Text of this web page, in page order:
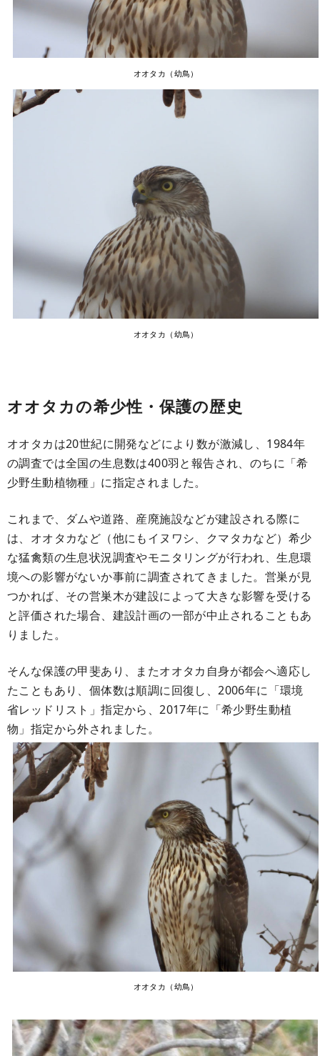
オオタカ（幼鳥）
オオタカ（幼鳥）
オオタカの希少性・保護の歴史
オオタカは20世紀に開発などにより数が激減し、1984年
の調査では全国の生息数は400羽と報告され、のちに「希
少野生動植物種」に指定されました。
これまで、ダムや道路、産廃施設などが建設される際に
は、オオタカなど（他にもイヌワシ、クマタカなど）希少
な猛禽類の生息状況調査やモニタリングが行われ、生息環
境への影響がないか事前に調査されてきました。営巣が見
つかれば、その営巣木が建設によって大きな影響を受ける
と評価された場合、建設計画の一部が中止されることもあ
りました。
そんな保護の甲斐あり、またオオタカ自身が都会へ適応し
たこともあり、個体数は順調に回復し、2006年に「環境
省レッドリスト」指定から、2017年に「希少野生動植
物」指定から外されました。
オオタカ（幼鳥）